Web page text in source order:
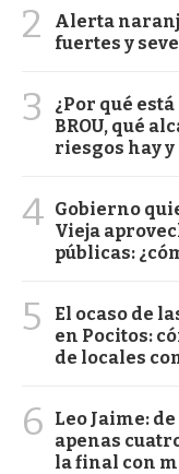
2
Alerta
fuertes y
3
¿Por qué
BROU, qué
riesgos hay
4 Gobierno
Vieja
públicas:
5
El ocaso de
en Pocitos:
de locales
6
Leo Jaime:
apenas
la final con